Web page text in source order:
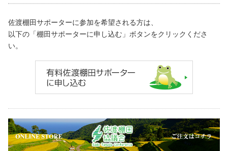
佐渡棚田サポーターに参加を希望される方は、
以下の「棚田サポーターに申し込む」ボタンをクリックくださ
い。